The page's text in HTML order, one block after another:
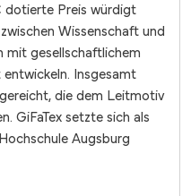
dotierte Preis würdigt
Wissenschaft und
mit gesellschaftlichem
Insgesamt
die dem Leitmotiv
GiFaTex setzte sich als
Augsburg